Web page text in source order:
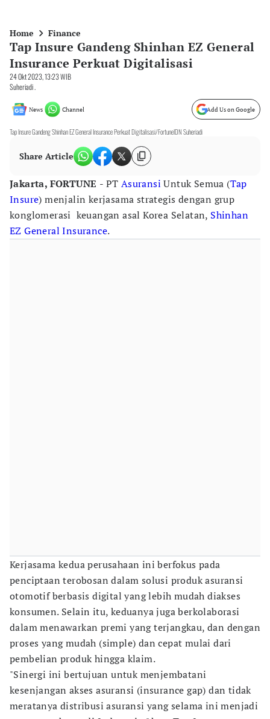
Home Finance
Tap Insure Gandeng Shinhan EZ General
Insurance Perkuat Digitalisasi
24 Okt 2023, 13:23 WIB
Suheriadi .
News Channel Add Us on Google
Tap Insure Gandeng Shinhan EZ General Insurance Perkuat Digitalisasi/FortuneIDN Suheriadi
Share Article
Jakarta, FORTUNE - PT Asuransi Untuk Semua (Tap
Insure) menjalin kerjasama strategis dengan grup
konglomerasi keuangan asal Korea Selatan, Shinhan
EZ General Insurance.
Kerjasama kedua perusahaan ini berfokus pada
penciptaan terobosan dalam solusi produk asuransi
otomotif berbasis digital yang lebih mudah diakses
konsumen. Selain itu, keduanya juga berkolaborasi
dalam menawarkan premi yang terjangkau, dan dengan
proses yang mudah (simple) dan cepat mulai dari
pembelian produk hingga klaim.
"Sinergi ini bertujuan untuk menjembatani
kesenjangan akses asuransi (insurance gap) dan tidak
meratanya distribusi asuransi yang selama ini menjadi